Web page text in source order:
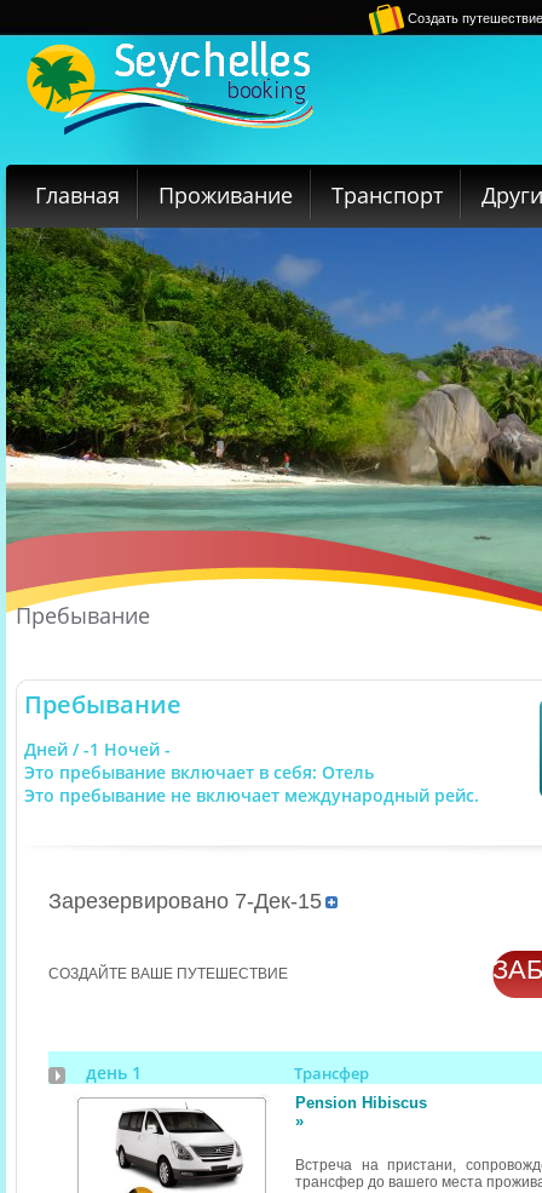
Создать
Главная Проживание Транспорт
Пребывание
Пребывание
Дней / -1 Ночей -
Это пребывание включает в себя: Отель
Это пребывание не включает международный рейс.
Зарезервировано 7-Дек-15
СОЗДАЙТЕ ВАШЕ ПУТЕШЕСТВИЕ
день 1 Трансфер
Pension Hibiscus
»
Встреча на пристани,
трансфер до вашего места